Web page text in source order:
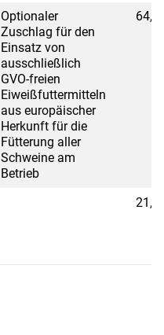
Optionaler
Zuschlag für den
Einsatz von
ausschließlich
GVO-freien
Eiweißfuttermitteln
aus europäischer
Herkunft für die
Fütterung aller
Schweine am
Betrieb
64,8
21,6